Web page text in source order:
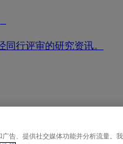
行评审的研究资讯。
告、提供社交媒体功能并分析流量。